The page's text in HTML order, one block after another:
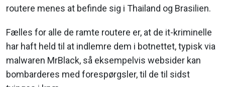
routere menes at befinde sig i Thailand og Brasilien.
Fælles for alle de ramte routere er, at de it-kriminelle
har haft held til at indlemre dem i botnettet, typisk via
malwaren MrBlack, så eksempelvis websider kan
bombarderes med forespørgsler, til de til sidst